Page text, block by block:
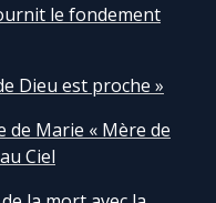
le fondement
Dieu est proche »
de Marie « Mère de
Ciel